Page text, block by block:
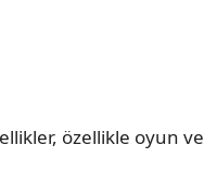
özellikle oyun ve